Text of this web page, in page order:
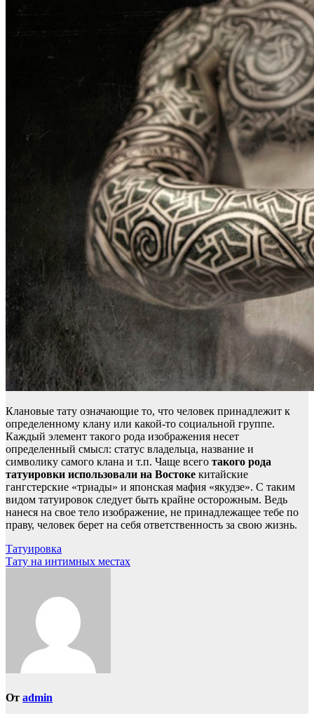
Клановые тату означающие то, что человек принадлежит к
определенному клану или какой-то социальной группе.
Каждый элемент такого рода изображения несет
определенный смысл: статус владельца, название и
символику самого клана и т.п. Чаще всего такого рода
татуировки использовали на Востоке китайские
гангстерские «триады» и японская мафия «якудзе». С таким
видом татуировок следует быть крайне осторожным. Ведь
нанеся на свое тело изображение, не принадлежащее тебе по
праву, человек берет на себя ответственность за свою жизнь.
Навигация
по
Татуировка
Тату на интимных местах
От admin